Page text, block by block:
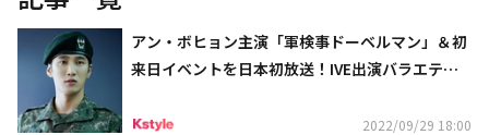
アン・ボヒョン主演「軍検事ドーベルマン」＆初
来日イベントを日本初放送！IVE出演バラエティ
2022/09/29 18:00